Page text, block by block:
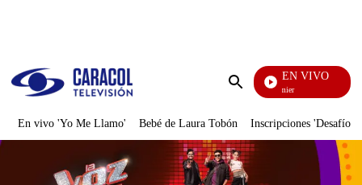
Enviar
EN VIVO
Noches De Premier
En vivo 'Yo Me Llamo' Bebé de Laura Tobón Inscripciones 'Desafío'